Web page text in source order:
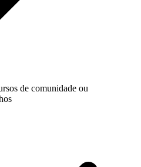
de comunidade ou